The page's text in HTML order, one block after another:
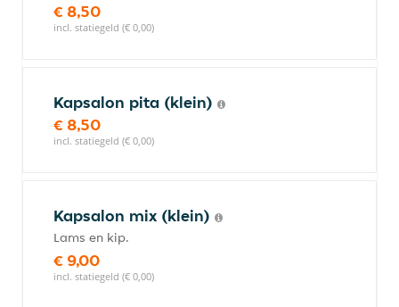
€ 8,50
incl. statiegeld (€ 0,00)
Kapsalon pita (klein)
€ 8,50
incl. statiegeld (€ 0,00)
Kapsalon mix (klein)
Lams en kip.
€ 9,00
incl. statiegeld (€ 0,00)